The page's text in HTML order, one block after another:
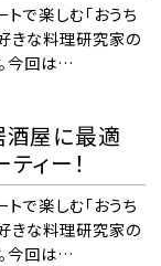
トで楽しむ「おうち
きな料理研究家の
今回は…
酒屋に最適
ィー！
トで楽しむ「おうち
きな料理研究家の
今回は…